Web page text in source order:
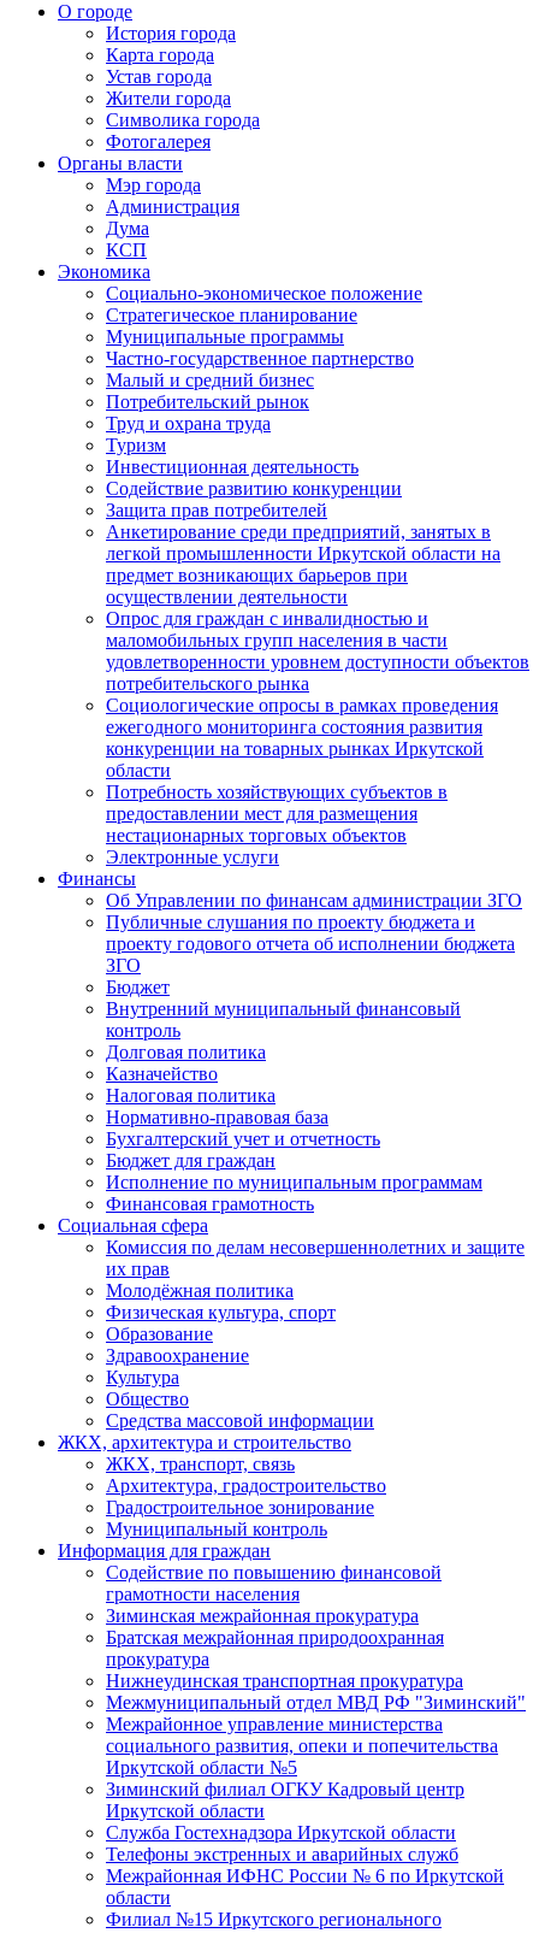
О городе
История города
Карта города
Устав города
Жители города
Символика города
Фотогалерея
Органы власти
Мэр города
Администрация
Дума
КСП
Экономика
Социально-экономическое положение
Стратегическое планирование
Муниципальные программы
Частно-государственное партнерство
Малый и средний бизнес
Потребительский рынок
Труд и охрана труда
Туризм
Инвестиционная деятельность
Содействие развитию конкуренции
Защита прав потребителей
Анкетирование среди предприятий, занятых в
легкой промышленности Иркутской области на
предмет возникающих барьеров при
осуществлении деятельности
Опрос для граждан с инвалидностью и
маломобильных групп населения в части
удовлетворенности уровнем доступности объектов
потребительского рынка
Социологические опросы в рамках проведения
ежегодного мониторинга состояния развития
конкуренции на товарных рынках Иркутской
области
Потребность хозяйствующих субъектов в
предоставлении мест для размещения
нестационарных торговых объектов
Электронные услуги
Финансы
Об Управлении по финансам администрации ЗГО
Публичные слушания по проекту бюджета и
проекту годового отчета об исполнении бюджета
ЗГО
Бюджет
Внутренний муниципальный финансовый
контроль
Долговая политика
Казначейство
Налоговая политика
Нормативно-правовая база
Бухгалтерский учет и отчетность
Бюджет для граждан
Исполнение по муниципальным программам
Финансовая грамотность
Социальная сфера
Комиссия по делам несовершеннолетних и защите
их прав
Молодёжная политика
Физическая культура, спорт
Образование
Здравоохранение
Культура
Общество
Средства массовой информации
ЖКХ, архитектура и строительство
ЖКХ, транспорт, связь
Архитектура, градостроительство
Градостроительное зонирование
Муниципальный контроль
Информация для граждан
Содействие по повышению финансовой
грамотности населения
Зиминская межрайонная прокуратура
Братская межрайонная природоохранная
прокуратура
Нижнеудинская транспортная прокуратура
Межмуниципальный отдел МВД РФ "Зиминский"
Межрайонное управление министерства
социального развития, опеки и попечительства
Иркутской области №5
Зиминский филиал ОГКУ Кадровый центр
Иркутской области
Служба Гостехнадзора Иркутской области
Телефоны экстренных и аварийных служб
Межрайонная ИФНС России № 6 по Иркутской
области
Филиал №15 Иркутского регионального